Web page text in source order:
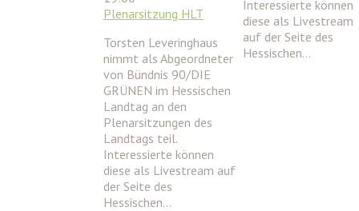
Plenarsitzung HLT
Torsten Leveringhaus
nimmt als Abgeordneter
von Bündnis 90/DIE
GRÜNEN im Hessischen
Landtag an den
Plenarsitzungen des
Landtags teil.
Interessierte können
diese als Livestream auf
der Seite des
Hessischen…
Interessierte können
diese als Livestream
auf der Seite des
Hessischen…